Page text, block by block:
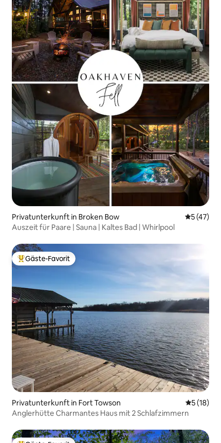
Privatunterkunft in Broken Bow
5 (47)
Auszeit für Paare | Sauna | Kaltes Bad | Whirlpool
Beliebter Gäste-Favorit.
Gäste-Favorit
Privatunterkunft in Fort Towson
5 (18)
Anglerhütte Charmantes Haus mit 2 Schlafzimmern